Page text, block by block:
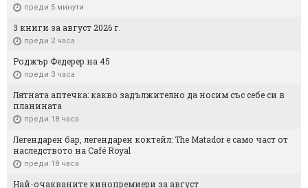
преди 5 минути
3 книги за август 2026 г.
преди 2 часа
Роджър Федерер на 45
преди 3 часа
Лятната аптечка: какво задължително да носим със себе си в
планината
преди 18 часа
Легендарен бар, легендарен коктейл: The Matador е само част от
наследството на Café Royal
преди 18 часа
Най-очакваните кинопремиери за август